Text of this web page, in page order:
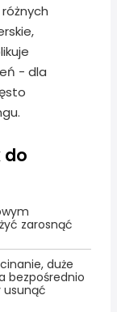
- dla
do
zarosnąć
duże
bezpośrednio
usunąć